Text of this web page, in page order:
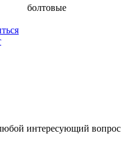
болтовые
интересующий вопрос